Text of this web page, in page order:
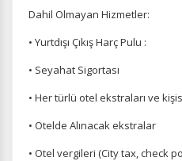
Dahil Olmayan Hizmetler:
• Yurtdışı Çıkış Harç Pulu :
• Seyahat Sigortası
• Her türlü otel ekstraları ve
• Otelde Alınacak ekstralar
• Otel vergileri (City tax, check